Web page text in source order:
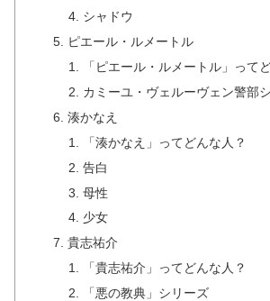
シャドウ
ピエール・ルメートル
「ピエール・ルメートル」って
カミーユ・ヴェルーヴェン警部
湊かなえ
「湊かなえ」ってどんな人？
告白
母性
少女
貴志祐介
「貴志祐介」ってどんな人？
「悪の教典」シリーズ